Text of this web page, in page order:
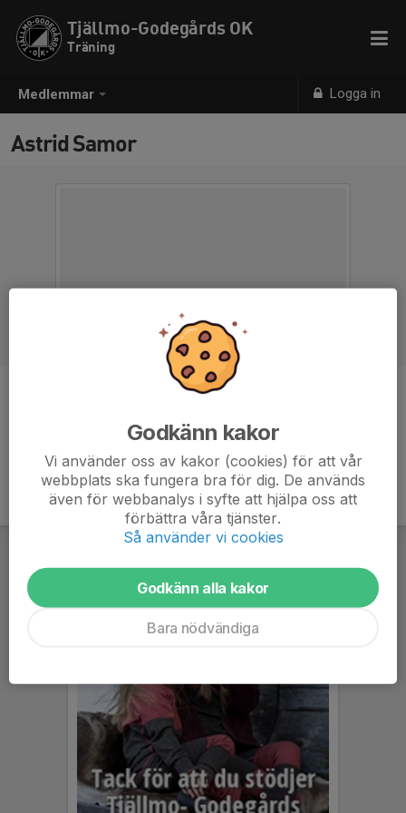
Medlemmar Logga in
Tjällmo-Godegårds OK
Träning
Astrid Samor
Godkänn kakor
Vi använder oss av kakor (cookies) för att vår
webbplats ska fungera bra för dig. De används
även för webbanalys i syfte att hjälpa oss att
förbättra våra tjänster.
Så använder vi cookies
Godkänn alla kakor
Bara nödvändiga